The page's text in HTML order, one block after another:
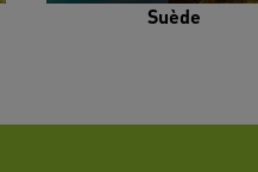
Suède